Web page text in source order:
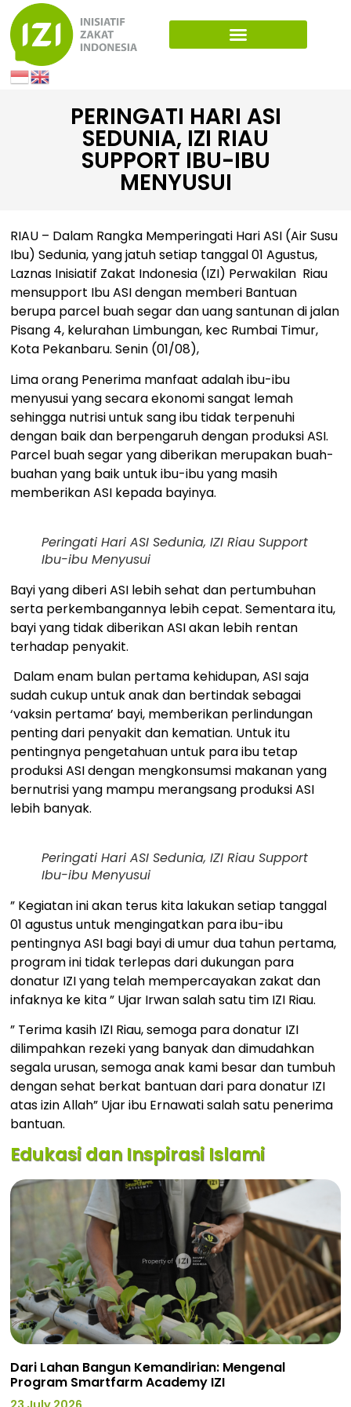
PERINGATI HARI ASI
SEDUNIA, IZI RIAU
SUPPORT IBU-IBU
MENYUSUI
RIAU – Dalam Rangka Memperingati Hari ASI (Air Susu
Ibu) Sedunia, yang jatuh setiap tanggal 01 Agustus,
Laznas Inisiatif Zakat Indonesia (IZI) Perwakilan Riau
mensupport Ibu ASI dengan memberi Bantuan
berupa parcel buah segar dan uang santunan di jalan
Pisang 4, kelurahan Limbungan, kec Rumbai Timur,
Kota Pekanbaru. Senin (01/08),
Lima orang Penerima manfaat adalah ibu-ibu
menyusui yang secara ekonomi sangat lemah
sehingga nutrisi untuk sang ibu tidak terpenuhi
dengan baik dan berpengaruh dengan produksi ASI.
Parcel buah segar yang diberikan merupakan buah-
buahan yang baik untuk ibu-ibu yang masih
memberikan ASI kepada bayinya.
Peringati Hari ASI Sedunia, IZI Riau Support
Ibu-ibu Menyusui
Bayi yang diberi ASI lebih sehat dan pertumbuhan
serta perkembangannya lebih cepat. Sementara itu,
bayi yang tidak diberikan ASI akan lebih rentan
terhadap penyakit.
Dalam enam bulan pertama kehidupan, ASI saja
sudah cukup untuk anak dan bertindak sebagai
‘vaksin pertama’ bayi, memberikan perlindungan
penting dari penyakit dan kematian. Untuk itu
pentingnya pengetahuan untuk para ibu tetap
produksi ASI dengan mengkonsumsi makanan yang
bernutrisi yang mampu merangsang produksi ASI
lebih banyak.
Peringati Hari ASI Sedunia, IZI Riau Support
Ibu-ibu Menyusui
” Kegiatan ini akan terus kita lakukan setiap tanggal
01 agustus untuk mengingatkan para ibu-ibu
pentingnya ASI bagi bayi di umur dua tahun pertama,
program ini tidak terlepas dari dukungan para
donatur IZI yang telah mempercayakan zakat dan
infaknya ke kita ” Ujar Irwan salah satu tim IZI Riau.
” Terima kasih IZI Riau, semoga para donatur IZI
dilimpahkan rezeki yang banyak dan dimudahkan
segala urusan, semoga anak kami besar dan tumbuh
dengan sehat berkat bantuan dari para donatur IZI
atas izin Allah” Ujar ibu Ernawati salah satu penerima
bantuan.
Edukasi dan Inspirasi Islami
Dari Lahan Bangun Kemandirian: Mengenal
Program Smartfarm Academy IZI